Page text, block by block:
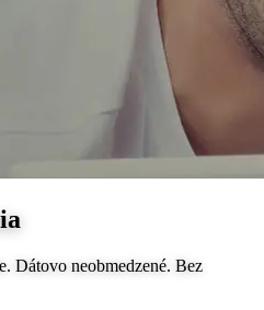
Dátovo neobmedzené. Bez